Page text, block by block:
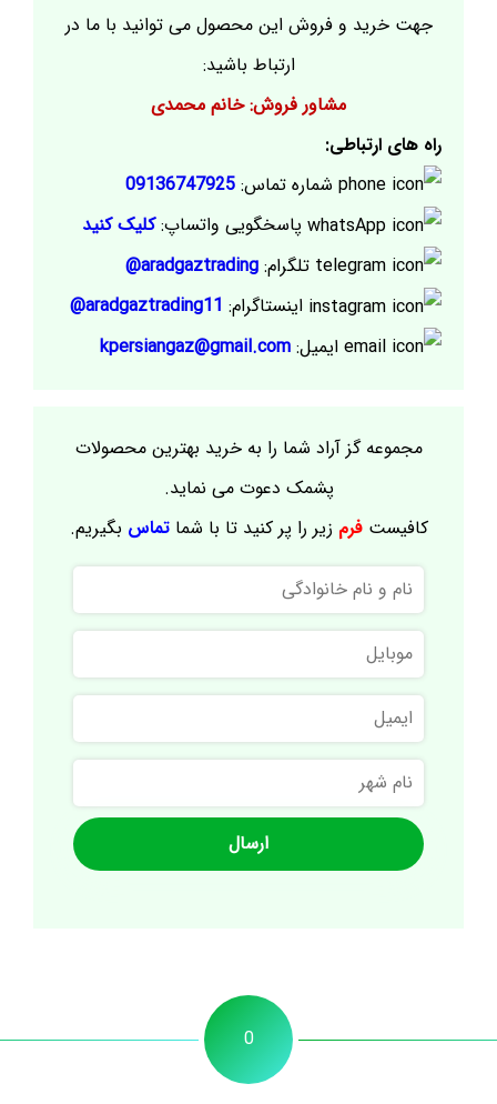
جهت خرید و فروش این محصول می توانید با ما در
ارتباط باشید:
مشاور فروش: خانم محمدی
راه های ارتباطی:
شماره تماس: 09136747925
پاسخگویی واتساپ:کلیک کنید
تلگرام: aradgaztrading@
اینستاگرام: aradgaztrading11@
ایمیل: kpersiangaz@gmail.com
مجموعه گز آراد شما را به خرید بهترین محصولات
پشمک دعوت می نماید.
کافیستفرم زیر را پر کنید تا با شماتماس بگیریم.
نام
و
نام
خانوادگی
موبایل
ایمیل
نام
شهر
0